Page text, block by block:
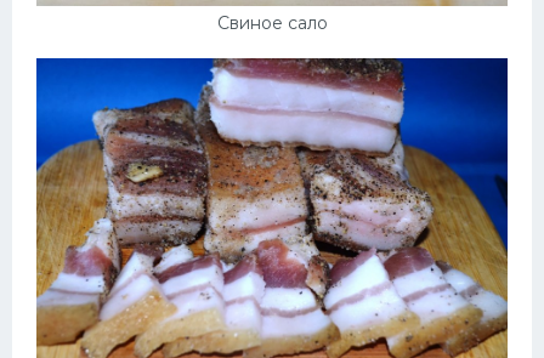
Свиное сало